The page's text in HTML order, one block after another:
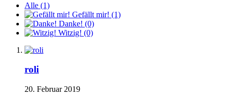
Alle (1)
Gefällt mir! (1)
Danke! (0)
Witzig! (0)
roli
20. Februar 2019